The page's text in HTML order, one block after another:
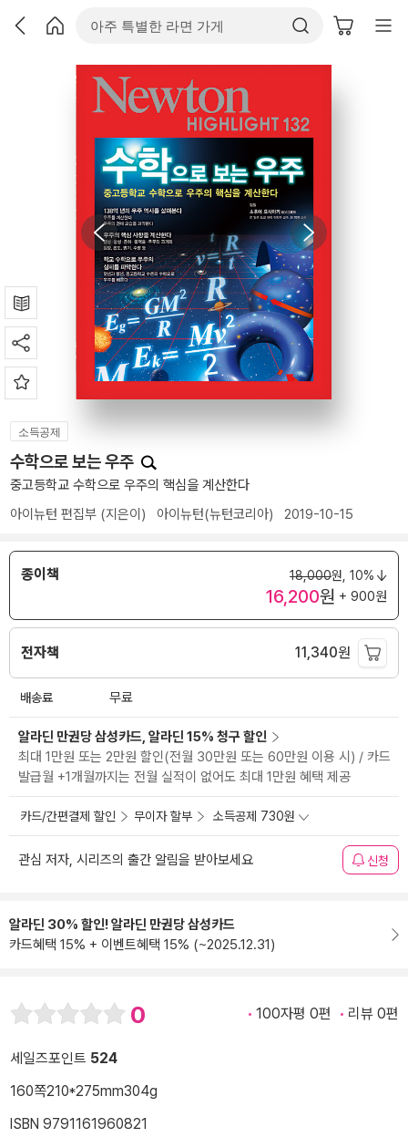
소득공제
수학으로 보는 우주
중고등학교 수학으로 우주의 핵심을 계산한다
아이뉴턴 편집부 (지은이) 아이뉴턴(뉴턴코리아) 2019-10-15
종이책 18,000원, 10%
16,200원 + 900원
전자책 11,340원
배송료 무료
알라딘 만권당 삼성카드, 알라딘 15% 청구 할인
최대 1만원 또는 2만원 할인(전월 30만원 또는 60만원 이용 시) / 카드
발급월 +1개월까지는 전월 실적이 없어도 최대 1만원 혜택 제공
카드/간편결제 할인 무이자 할부 소득공제 730원
관심 저자, 시리즈의 출간 알림을 받아보세요 신청
알라딘 30% 할인! 알라딘 만권당 삼성카드
카드혜택 15% + 이벤트혜택 15% (~2025.12.31)
0 100자평 0편 리뷰 0편
세일즈포인트 524
160쪽210*275mm304g
ISBN 9791161960821